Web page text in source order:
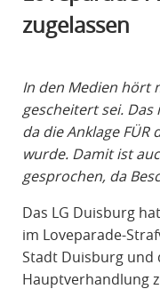
zugelassen
In den Medien hört
gescheitert sei. Das
da die Anklage FÜR
wurde. Damit ist
gesprochen, da
Das LG Duisburg
im Loveparade-
Stadt Duisburg und
Hauptverhandlung